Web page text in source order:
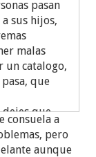
pasan
sus hijos,
malas
un catalogo,
que
que
WT., ya lo
consuela a
pero
aunque